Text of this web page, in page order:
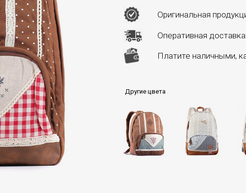
Оригинальная
Оперативная доставка
Платите наличными,
Другие цвета